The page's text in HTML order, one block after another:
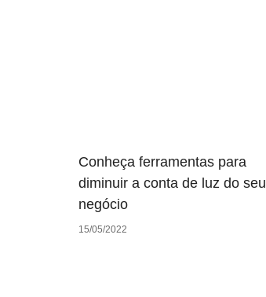
Conheça ferramentas para
diminuir a conta de luz do seu
negócio
15/05/2022